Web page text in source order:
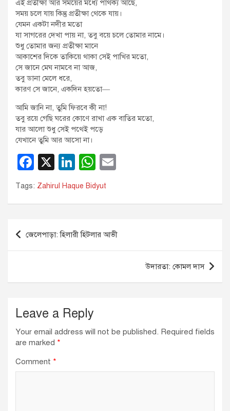
এই প্রতীক্ষা আর সময়ের মধ্যে পার্থক্য আছে,
সময় চলে যায় কিন্তু প্রতীক্ষা থেকে যায়।
যেমন একটা নদীর মতো
যা সাগরের দেখা পায় না, তবু বয়ে চলে তোমার নামে।
শুধু তোমার জন্য প্রতীক্ষা মানে
আকাশের দিকে তাকিয়ে থাকা সেই পাখির মতো,
সে জানে মেঘ নামবে না আজ,
তবু ডানা মেলে ধরে,
কারণ সে জানে, একদিন হয়তো—
আমি জানি না, তুমি ফিরবে কী না!
তবু রয়ে গেছি ঘরের কোণে রাখা এক বাতির মতো,
যার আলো শুধু সেই পথেই পড়ে
যেখানে তুমি আর আসো না।
F
a
c
b
o
k
X
Li
n
k
dI
n
W
h
at
A
p
Tags: Zahirul Haque Bidyut
Post
navigation
জেলেপাড়া: হিলারী হিটলার আভী
উদারতা: কোমল দাস
Leave a Reply
Your email address will not be published. Required fields
are marked *
Comment *